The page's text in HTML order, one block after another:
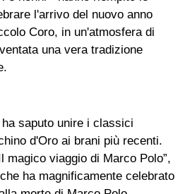
l'arrivo del nuovo anno
Coro, in un'atmosfera di
una vera tradizione
saputo unire i classici
d'Oro ai brani più recenti.
magico viaggio di Marco Polo”,
ha magnificamente celebrato